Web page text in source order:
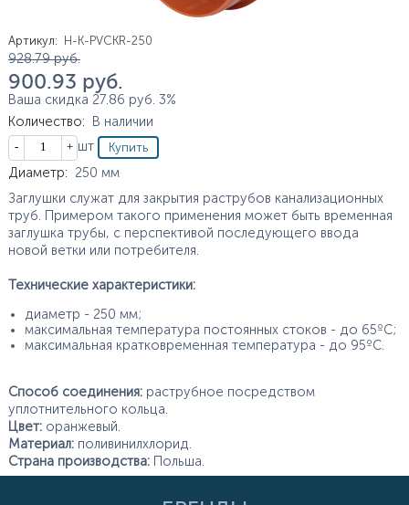
Артикул: H-K-PVCKR-250
Цена
928.79 руб.
900.93 руб.
Ваша скидка 27.86 руб. 3%
Количество:
В наличии
Кол-во
шт
Характеристики
Диаметр: 250 мм
Заглушки служат для закрытия раструбов канализационных
труб. Примером такого применения может быть временная
заглушка трубы, с перспективой последующего ввода
новой ветки или потребителя.
Технические характеристики:
диаметр - 250 мм;
максимальная температура постоянных стоков - до 65ºС;
максимальная кратковременная температура - до 95ºС.
Способ соединения:раструбное посредством
уплотнительного кольца.
Цвет:оранжевый.
Материал:поливинилхлорид.
Страна производства:Польша.